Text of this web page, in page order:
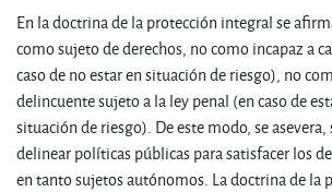
En la doctrina de la protección integral se
como sujeto de derechos, no como incapaz a
caso de no estar en situación de riesgo), no
delincuente sujeto a la ley penal (en caso de
situación de riesgo). De este modo, se
delinear políticas públicas para satisfacer los
en tanto sujetos autónomos. La doctrina de la